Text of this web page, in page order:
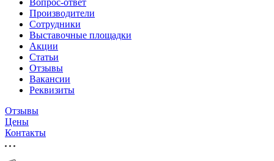
Вопрос-ответ
Производители
Сотрудники
Выставочные площадки
Акции
Статьи
Отзывы
Вакансии
Реквизиты
Отзывы
Цены
Контакты